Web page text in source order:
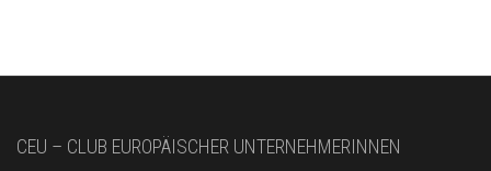
CEU – CLUB EUROPÄISCHER UNTERNEHMERINNEN